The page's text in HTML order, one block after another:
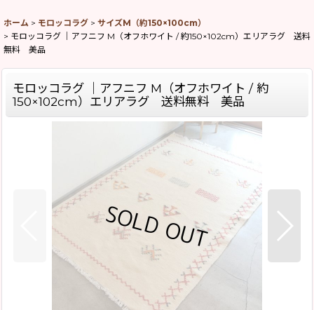
ホーム > モロッコラグ > サイズM（約150×100cm）
> モロッコラグ ｜アフニフ M（オフホワイト / 約150×102cm）エリアラグ 送料
無料 美品
モロッコラグ ｜アフニフ M（オフホワイト / 約
150×102cm）エリアラグ 送料無料 美品